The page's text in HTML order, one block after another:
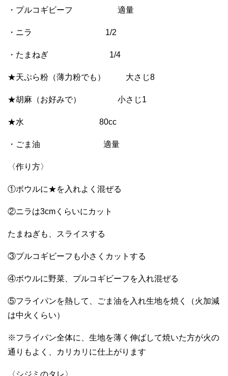
・プルコギビーフ 適量
・ニラ 1/2
・たまねぎ 1/4
★天ぷら粉（薄力粉でも） 大さじ8
★胡麻（お好みで） 小さじ1
★水 80cc
・ごま油 適量
〈作り方〉
①ボウルに★を入れよく混ぜる
②ニラは3cmくらいにカット
たまねぎも、スライスする
③プルコギビーフも小さくカットする
④ボウルに野菜、プルコギビーフを入れ混ぜる
⑤フライパンを熱して、ごま油を入れ生地を焼く（火加減
は中火くらい）
※フライパン全体に、生地を薄く伸ばして焼いた方が火の
通りもよく、カリカリに仕上がります
〈シジミのタレ〉